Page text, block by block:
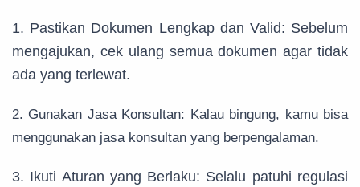
1. Pastikan Dokumen Lengkap dan Valid: Sebelum
mengajukan, cek ulang semua dokumen agar tidak
ada yang terlewat.
2. Gunakan Jasa Konsultan: Kalau bingung, kamu bisa
menggunakan jasa konsultan yang berpengalaman.
3. Ikuti Aturan yang Berlaku: Selalu patuhi regulasi